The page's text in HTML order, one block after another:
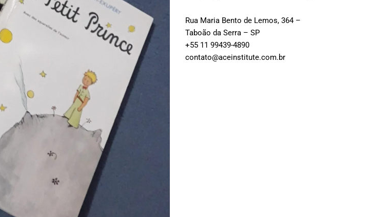
Rua Maria Bento de Lemos, 364 –
Taboão da Serra – SP
+55 11 99439-4890
contato@aceinstitute.com.br